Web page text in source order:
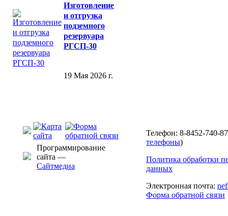
Изготовление
и отгрузка
подземного
резервуара
РГСП-30
19 Мая 2026 г.
Программирование
сайта —
Сайтмедиа
Телефон: 8-8452-740-
телефоны)
Политика обработки
данных
Электронная почта:
Форма обратной связи